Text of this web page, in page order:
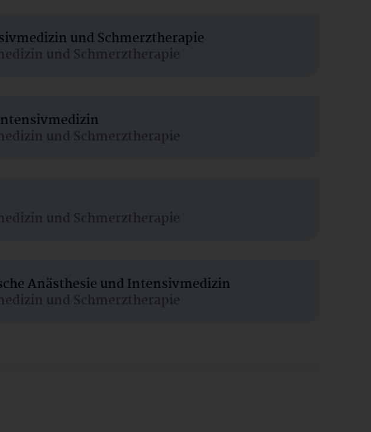
und Schmerztherapie
und Schmerztherapie
und Schmerztherapie
und Schmerztherapie
Anästhesie und Intensivmedizin
und Schmerztherapie